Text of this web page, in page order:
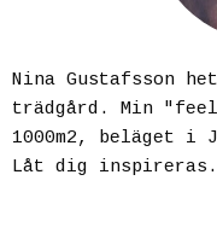
Nina Gustafsson
trädgård. Min
1000m2, beläget i
Låt dig inspireras.